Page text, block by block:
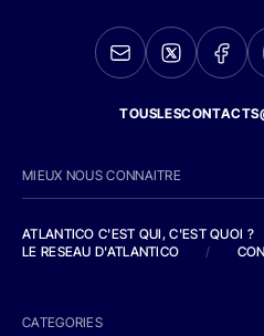
MIEUX NOUS CONNAITRE
ATLANTICO C'EST QUI, C'EST QUOI ?
LE RESEAU D'ATLANTICO
/
CATEGORIES